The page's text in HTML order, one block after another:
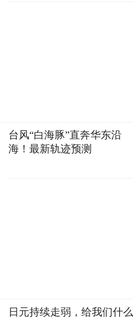
台风“白海豚”直奔华东沿
海！最新轨迹预测
日元持续走弱，给我们什么